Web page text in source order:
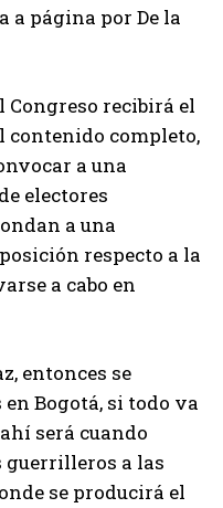
a página por De la
Congreso recibirá el
contenido completo,
a una
electores
a una
respecto a la
a cabo en
entonces se
Bogotá, si todo va
será cuando
guerrilleros a las
se producirá el